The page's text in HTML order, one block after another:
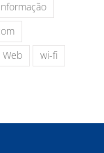
Web wi-fi